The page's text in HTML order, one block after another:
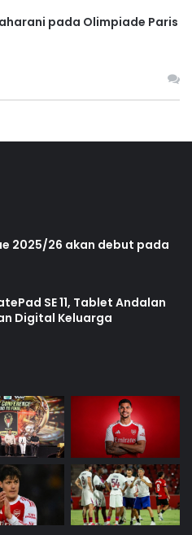
pada Olimpiade Paris
2025/26 akan debut pada
SE 11, Tablet Andalan
Digital Keluarga